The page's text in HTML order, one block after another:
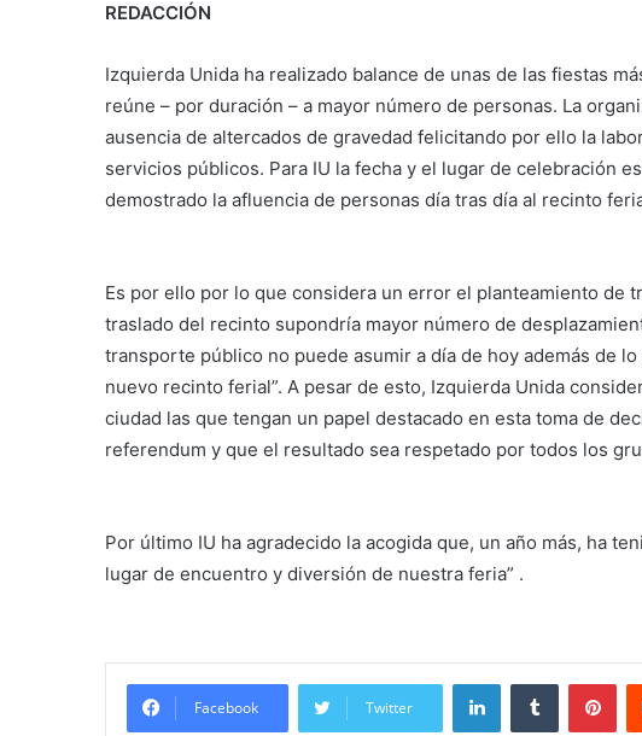
REDACCIÓN
Izquierda Unida ha realizado balance de unas de las fiestas
reúne – por duración – a mayor número de personas. La
ausencia de altercados de gravedad felicitando por ello la
servicios públicos. Para IU la fecha y el lugar de celebración
demostrado la afluencia de personas día tras día al recinto
Es por ello por lo que considera un error el planteamiento de
traslado del recinto supondría mayor número de
transporte público no puede asumir a día de hoy además de
nuevo recinto ferial”. A pesar de esto, Izquierda Unida
ciudad las que tengan un papel destacado en esta toma de
referendum y que el resultado sea respetado por todos los
Por último IU ha agradecido la acogida que, un año más, ha
lugar de encuentro y diversión de nuestra feria” .
Facebook Twitter
LinkedInTumblr